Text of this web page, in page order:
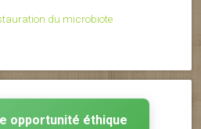
du microbiote
opportunité éthique